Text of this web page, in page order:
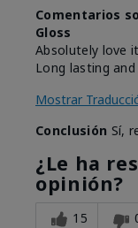
Comentarios
Gloss
Absolutely love
Long lasting
Mostrar
Conclusión Sí,
¿Le ha
opinión?
15